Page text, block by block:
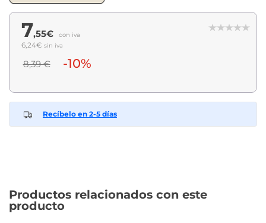
7,55€ con iva
6,24€ sin iva
8,39 € -10%
Recíbelo en 2-5 días
Productos relacionados con este
producto